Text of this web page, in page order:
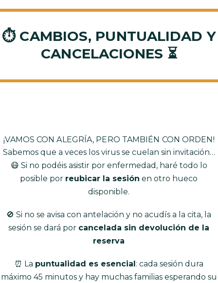
⏱️ CAMBIOS, PUNTUALIDAD Y
CANCELACIONES ⏳
¡VAMOS CON ALEGRÍA, PERO TAMBIÉN CON ORDEN!
Sabemos que a veces los virus se cuelan sin invitación…
😷 Si no podéis asistir por enfermedad, haré todo lo
posible por reubicar la sesión en otro hueco
disponible.
🚫 Si no se avisa con antelación y no acudís a la cita, la
sesión se dará por cancelada sin devolución de la
reserva
⏰ La puntualidad es esencial: cada sesión dura
máximo 45 minutos y hay muchas familias esperando su